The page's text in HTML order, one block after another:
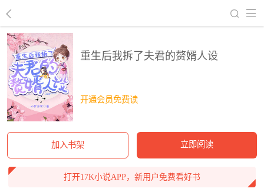
重生后我拆了夫君的赘婿人设
开通会员免费读
加入书架 立即阅读
打开17K小说APP，新用户免费看好书